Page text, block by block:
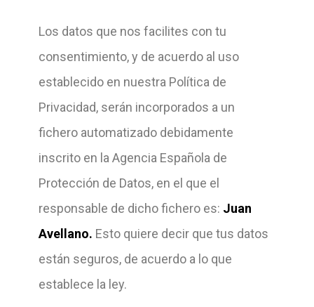
Los datos que nos facilites con tu
consentimiento, y de acuerdo al uso
establecido en nuestra Política de
Privacidad, serán incorporados a un
fichero automatizado debidamente
inscrito en la Agencia Española de
Protección de Datos, en el que el
responsable de dicho fichero es: Juan
Avellano. Esto quiere decir que tus datos
están seguros, de acuerdo a lo que
establece la ley.